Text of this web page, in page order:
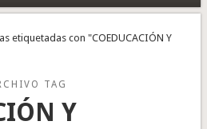
etiquetadas con "COEDUCACIÓN Y
TAG
Y